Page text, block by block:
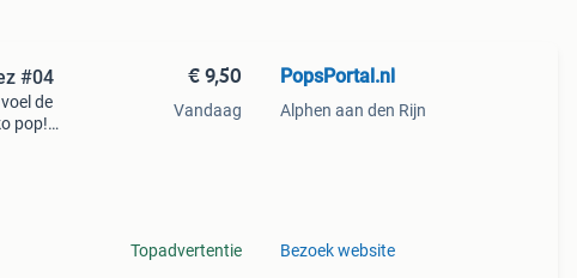
#04
de
pop!
€ 9,50
Vandaag
Topadvertentie
PopsPortal.nl
Alphen aan den Rijn
Bezoek website